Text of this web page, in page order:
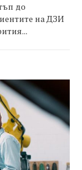
до
на ДЗИ